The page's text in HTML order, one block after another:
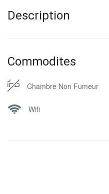
Description
Commodites
Chambre Non Fumeur
Wifi